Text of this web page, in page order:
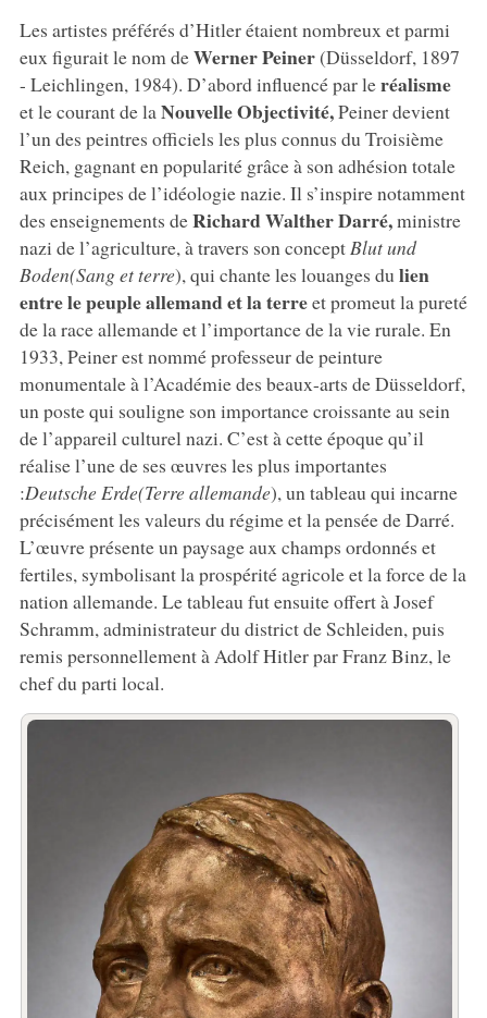
Les artistes préférés d’Hitler étaient nombreux et parmi
eux figurait le nom deWerner Peiner(Düsseldorf, 1897
- Leichlingen, 1984). D’abord influencé par leréalisme
et le courant de laNouvelle Objectivité,Peiner devient
l’un des peintres officiels les plus connus du Troisième
Reich, gagnant en popularité grâce à son adhésion totale
aux principes de l’idéologie nazie. Il s’inspire notamment
des enseignements deRichard Walther Darré,ministre
nazi de l’agriculture, à travers son conceptBlut und
Boden(Sang et terre), qui chante les louanges dulien
entre le peuple allemand et la terreet promeut la pureté
de la race allemande et l’importance de la vie rurale. En
1933, Peiner est nommé professeur de peinture
monumentale à l’Académie des beaux-arts de Düsseldorf,
un poste qui souligne son importance croissante au sein
de l’appareil culturel nazi. C’est à cette époque qu’il
réalise l’une de ses œuvres les plus importantes
:DeutscheErde(Terre allemande), un tableau qui incarne
précisément les valeurs du régime et la pensée de Darré.
L’œuvre présente un paysage aux champs ordonnés et
fertiles, symbolisant la prospérité agricole et la force de la
nation allemande. Le tableau fut ensuite offert à Josef
Schramm, administrateur du district de Schleiden, puis
remis personnellement à Adolf Hitler par Franz Binz, le
chef du parti local.